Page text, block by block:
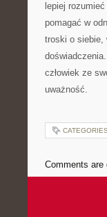
lepiej
pomagać w
troski o siebie,
człowiek ze
uważność.
Comments are